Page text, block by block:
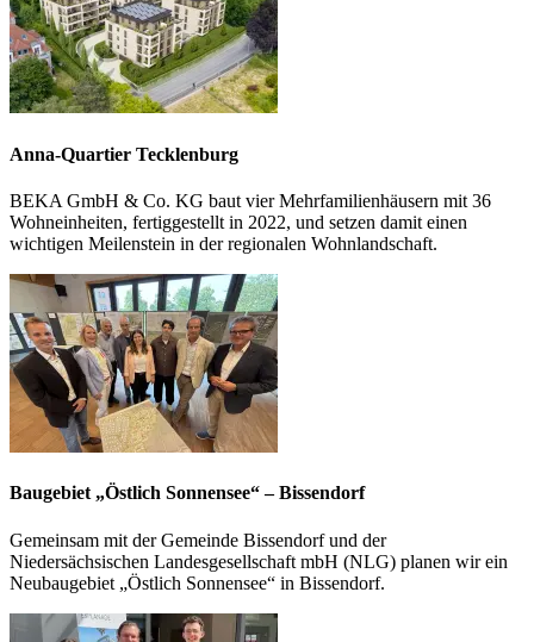
Anna-Quartier Tecklenburg
BEKA GmbH & Co. KG baut vier Mehrfamilienhäusern mit 36
Wohneinheiten, fertiggestellt in 2022, und setzen damit einen
wichtigen Meilenstein in der regionalen Wohnlandschaft.
Baugebiet „Östlich Sonnensee“ – Bissendorf
Gemeinsam mit der Gemeinde Bissendorf und der
Niedersächsischen Landesgesellschaft mbH (NLG) planen wir ein
Neubaugebiet „Östlich Sonnensee“ in Bissendorf.